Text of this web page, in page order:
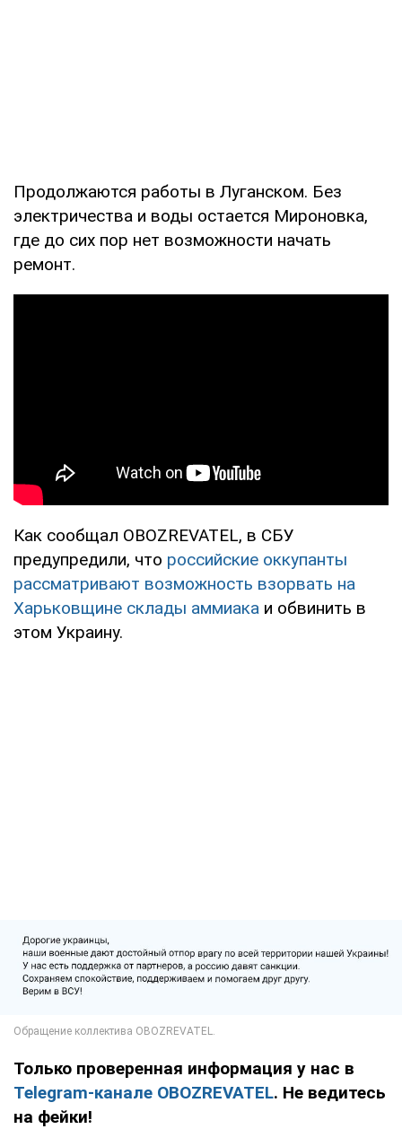
Продолжаются работы в Луганском. Без
электричества и воды остается Мироновка,
где до сих пор нет возможности начать
ремонт.
Как сообщал OBOZREVATEL, в СБУ
предупредили, что российские оккупанты
рассматривают возможность взорвать на
Харьковщине склады аммиака и обвинить в
этом Украину.
Только проверенная информация у нас в
Telegram-канале OBOZREVATEL. Не ведитесь
на фейки!